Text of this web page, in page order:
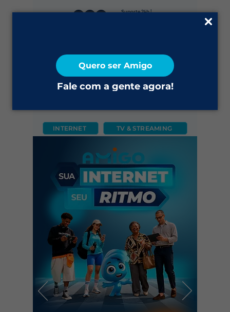
Quero ser Amigo
Fale com a gente agora!
Suporte 24h |
2ª via do Boleto
INTERNET
FIXO
TV & STREAMING